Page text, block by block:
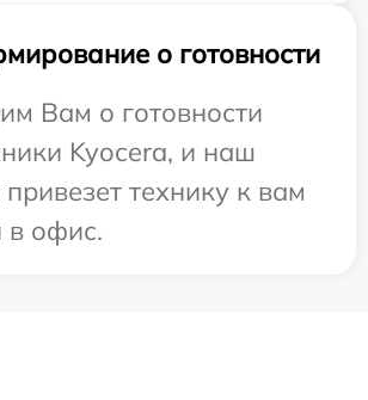
о готовности
Вам о готовности
Kyocera, и наш
технику к вам
в офис.